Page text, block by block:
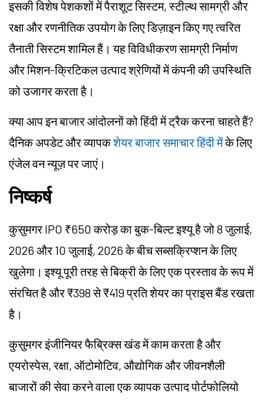
इसकी विशेष पेशकशों में पैराशूट सिस्टम, स्टील्थ सामग्री और
रक्षा और रणनीतिक उपयोग के लिए डिज़ाइन किए गए त्वरित
तैनाती सिस्टम शामिल हैं। यह विविधीकरण सामग्री निर्माण
और मिशन-क्रिटिकल उत्पाद श्रेणियों में कंपनी की उपस्थिति
को उजागर करता है।
क्या आप इन बाजार आंदोलनों को हिंदी में ट्रैक करना चाहते हैं?
दैनिक अपडेट और व्यापकशेयर बाजार समाचार हिंदी मेंके लिए
एंजेल वन न्यूज़ पर जाएं।
निष्कर्ष
कुसुमगर IPO ₹650 करोड़ का बुक-बिल्ट इश्यू है जो 8 जुलाई,
2026 और 10 जुलाई, 2026 के बीच सब्सक्रिप्शन के लिए
खुलेगा। इश्यू पूरी तरह से बिक्री के लिए एक प्रस्ताव के रूप में
संरचित है और ₹398 से ₹419 प्रति शेयर का प्राइस बैंड रखता
है।
कुसुमगर इंजीनियर फैब्रिक्स खंड में काम करता है और
एयरोस्पेस, रक्षा, ऑटोमोटिव, औद्योगिक और जीवनशैली
बाजारों की सेवा करने वाला एक व्यापक उत्पाद पोर्टफोलियो